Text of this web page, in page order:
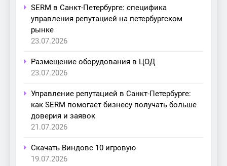
SERM в Санкт-Петербурге: специфика
управления репутацией на петербургском
рынке
23.07.2026
Размещение оборудования в ЦОД
23.07.2026
Управление репутацией в Санкт-Петербурге:
как SERM помогает бизнесу получать больше
доверия и заявок
21.07.2026
Скачать Виндовс 10 игровую
19.07.2026